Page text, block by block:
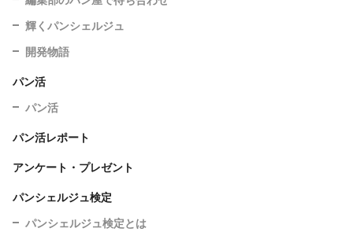
輝くパンシェルジュ
開発物語
パン活
パン活
パン活レポート
アンケート・プレゼント
パンシェルジュ検定
パンシェルジュ検定とは